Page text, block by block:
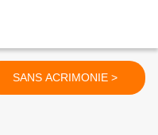
SANS ACRIMONIE >